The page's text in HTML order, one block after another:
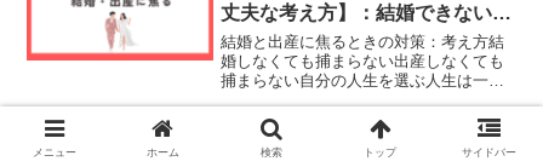
丈夫な考え方】：結婚できない理
由
結婚と出産に焦るときの対策：考え方結
婚しなくても捕まらない出産しなくても
捕まらない自分の人生を選ぶ人生は一本
るの結婚・出産しなくても捕まらない結
婚して子供を産むという選択肢しか人生
にはないのでしょうか。結...
ブログ
【恋愛が上手くいかない】毒親解
メニュー ホーム 検索 トップ サイドバー